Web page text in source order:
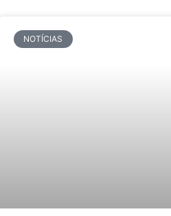
NOTÍCIAS